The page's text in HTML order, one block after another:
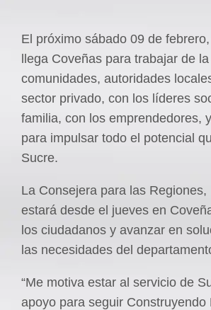
Instagram
Registro ISSN: 2711-3299
El próximo sábado 09 de
llega Coveñas para trabajar de
comunidades, autoridades
sector privado, con los líderes
familia, con los emprendedores,
para impulsar todo el potencial
Sucre.
La Consejera para las
estará desde el jueves en
los ciudadanos y avanzar en
las necesidades del
“Me motiva estar al servicio de
apoyo para seguir